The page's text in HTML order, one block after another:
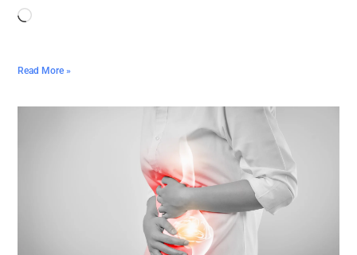
Read More »